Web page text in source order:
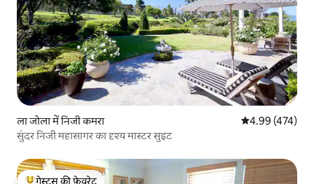
ला जोला में निजी कमरा औसत रेटिंग 5 में से
4.99 (474)
सुंदर निजी महासागर का दृश्य मास्टर सुइट
गेस्ट्स की फ़ेवरेट